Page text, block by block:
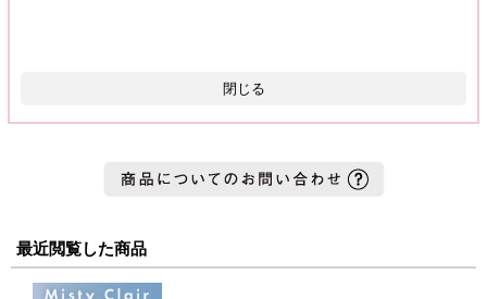
閉じる
最近閲覧した商品